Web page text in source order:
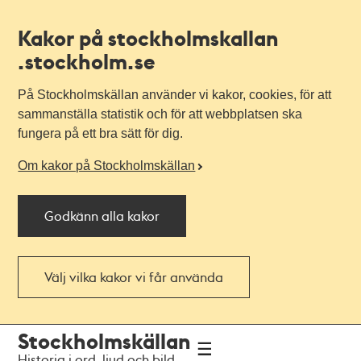
Kakor på stockholmskallan
.stockholm.se
På Stockholmskällan använder vi kakor, cookies, för att
sammanställa statistik och för att webbplatsen ska
fungera på ett bra sätt för dig.
Om kakor på Stockholmskällan
Godkänn alla kakor
Välj vilka kakor vi får använda
navigationen
huvudinnehållet
Stockholmskällan